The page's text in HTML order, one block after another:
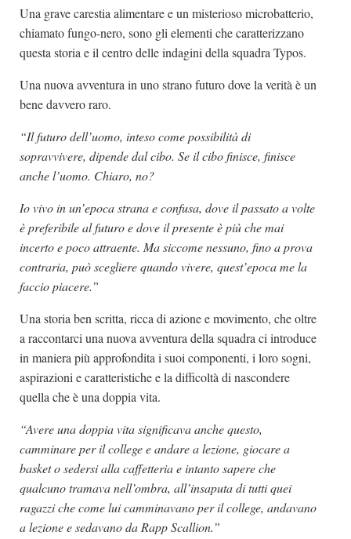
Marketing
Una grave carestia alimentare e un misterioso microbatterio,
chiamato fungo-nero, sono gli elementi che caratterizzano
questa storia e il centro delle indagini della squadra Typos.
Una nuova avventura in uno strano futuro dove la verità è un
bene davvero raro.
“Il futuro dell’uomo, inteso come possibilità di
sopravvivere, dipende dal cibo. Se il cibo finisce, finisce
anche l’uomo. Chiaro, no?
Io vivo in un’epoca strana e confusa, dove il passato a volte
è preferibile al futuro e dove il presente è più che mai
incerto e poco attraente. Ma siccome nessuno, fino a prova
contraria, può scegliere quando vivere, quest’epoca me la
faccio piacere.”
Una storia ben scritta, ricca di azione e movimento, che oltre
a raccontarci una nuova avventura della squadra ci introduce
in maniera più approfondita i suoi componenti, i loro sogni,
aspirazioni e caratteristiche e la difficoltà di nascondere
quella che è una doppia vita.
“Avere una doppia vita significava anche questo,
camminare per il college e andare a lezione, giocare a
basket o sedersi alla caffetteria e intanto sapere che
qualcuno tramava nell’ombra, all’insaputa di tutti quei
ragazzi che come lui camminavano per il college, andavano
a lezione e sedavano da Rapp Scallion.”